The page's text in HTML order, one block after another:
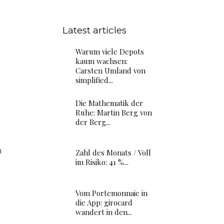
Latest articles
Warum viele Depots
kaum wachsen:
Carsten Umland von
simplified...
Die Mathematik der
Ruhe: Martin Berg von
der Berg...
Zahl des Monats / Voll
im Risiko: 41 %...
Vom Portemonnaie in
die App: girocard
wandert in den...